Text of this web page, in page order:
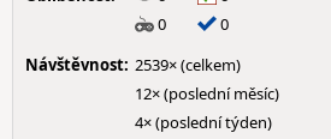
0
0
Návštěvnost: 2539× (celkem)
12× (poslední měsíc)
4× (poslední týden)